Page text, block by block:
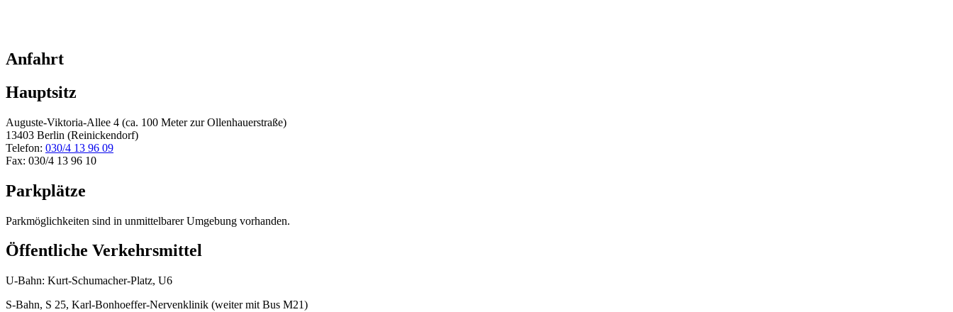
Anfahrt
Hauptsitz
Auguste-Viktoria-Allee 4 (ca. 100 Meter zur Ollenhauerstraße)
13403 Berlin (Reinickendorf)
Telefon: 030/4 13 96 09
Fax: 030/4 13 96 10
Parkplätze
Parkmöglichkeiten sind in unmittelbarer Umgebung vorhanden.
Öffentliche Verkehrsmittel
U-Bahn: Kurt-Schumacher-Platz, U6
S-Bahn, S 25, Karl-Bonhoeffer-Nervenklinik (weiter mit Bus M21)